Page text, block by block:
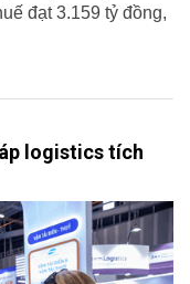
đạt 3.159 tỷ đồng,
logistics tích